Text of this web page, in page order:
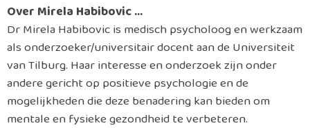
Over Mirela Habibovic …
Dr Mirela Habibovic is medisch psycholoog en werkzaam
als onderzoeker/universitair docent aan de Universiteit
van Tilburg. Haar interesse en onderzoek zijn onder
andere gericht op positieve psychologie en de
mogelijkheden die deze benadering kan bieden om
mentale en fysieke gezondheid te verbeteren.